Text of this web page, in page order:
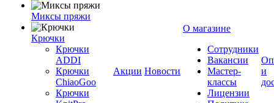
Миксы пряжи
Крючки
Крючки
ADDI
Крючки
ChiaoGoo
Крючки
Акции Новости
О магазине
Сотрудники
Вакансии
Мастер-
классы
Лицензии
и